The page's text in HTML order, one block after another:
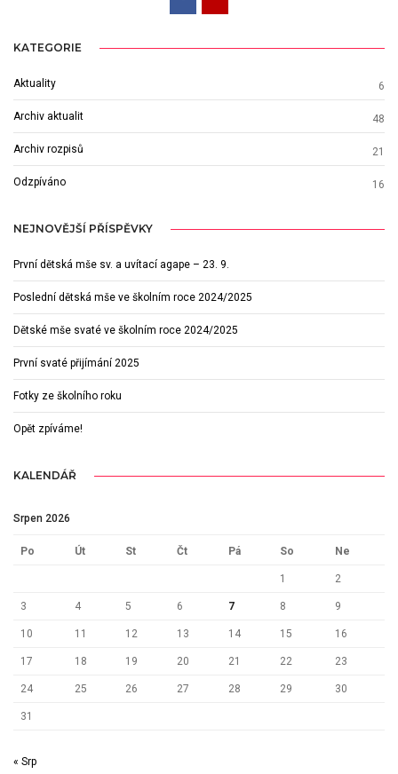
KATEGORIE
Aktuality 6
Archiv aktualit 48
Archiv rozpisů 21
Odzpíváno 16
NEJNOVĚJŠÍ PŘÍSPĚVKY
První dětská mše sv. a uvítací agape – 23. 9.
Poslední dětská mše ve školním roce 2024/2025
Dětské mše svaté ve školním roce 2024/2025
První svaté přijímání 2025
Fotky ze školního roku
Opět zpíváme!
KALENDÁŘ
Srpen 2026
Po Út St Čt Pá So Ne
1 2
3 4 5 6 7 8 9
10 11 12 13 14 15 16
17 18 19 20 21 22 23
24 25 26 27 28 29 30
31
« Srp